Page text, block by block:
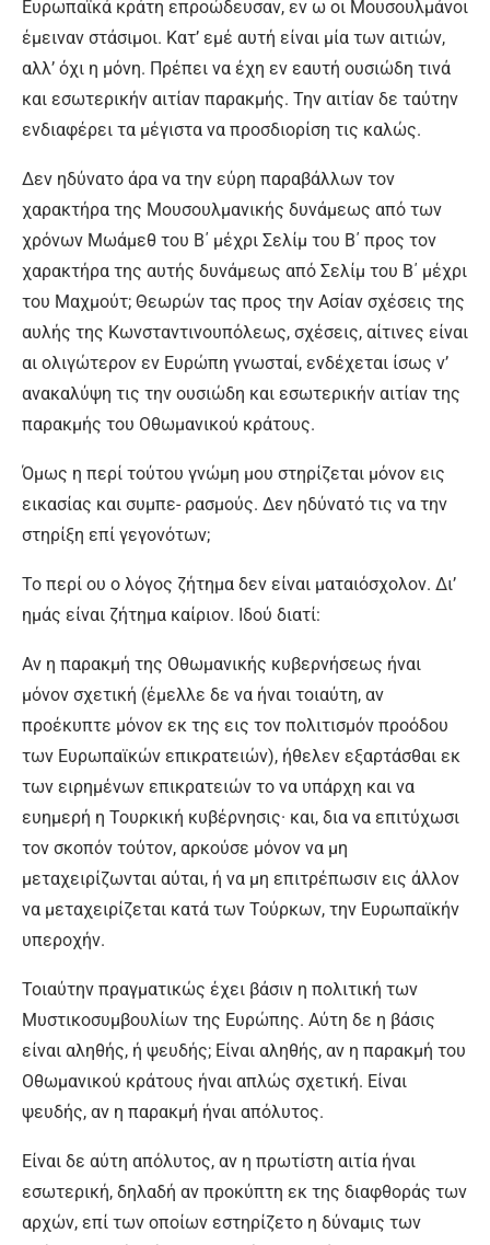
Ευρωπαϊκά κράτη επροώδευσαν, εν ω οι Μουσουλμάνοι
έμειναν στάσιμοι. Κατ’ εμέ αυτή είναι μία των αιτιών,
αλλ’ όχι η μόνη. Πρέπει να έχη εν εαυτή ουσιώδη τινά
και εσωτερικήν αιτίαν παρακμής. Την αιτίαν δε ταύτην
ενδιαφέρει τα μέγιστα να προσδιορίση τις καλώς.
Δεν ηδύνατο άρα να την εύρη παραβάλλων τον
χαρακτήρα της Μουσουλμανικής δυνάμεως από των
χρόνων Μωάμεθ του Β΄ μέχρι Σελίμ του Β΄ προς τον
χαρακτήρα της αυτής δυνάμεως από Σελίμ του Β΄ μέχρι
του Μαχμούτ; Θεωρών τας προς την Ασίαν σχέσεις της
αυλής της Κωνσταντινουπόλεως, σχέσεις, αίτινες είναι
αι ολιγώτερον εν Ευρώπη γνωσταί, ενδέχεται ίσως ν’
ανακαλύψη τις την ουσιώδη και εσωτερικήν αιτίαν της
παρακμής του Οθωμανικού κράτους.
Όμως η περί τούτου γνώμη μου στηρίζεται μόνον εις
εικασίας και συμπε- ρασμούς. Δεν ηδύνατό τις να την
στηρίξη επί γεγονότων;
Το περί ου ο λόγος ζήτημα δεν είναι ματαιόσχολον. Δι’
ημάς είναι ζήτημα καίριον. Ιδού διατί:
Αν η παρακμή της Οθωμανικής κυβερνήσεως ήναι
μόνον σχετική (έμελλε δε να ήναι τοιαύτη, αν
προέκυπτε μόνον εκ της εις τον πολιτισμόν προόδου
των Ευρωπαϊκών επικρατειών), ήθελεν εξαρτάσθαι εκ
των ειρημένων επικρατειών το να υπάρχη και να
ευημερή η Τουρκική κυβέρνησις· και, δια να επιτύχωσι
τον σκοπόν τούτον, αρκούσε μόνον να μη
μεταχειρίζωνται αύται, ή να μη επιτρέπωσιν εις άλλον
να μεταχειρίζεται κατά των Τούρκων, την Ευρωπαϊκήν
υπεροχήν.
Τοιαύτην πραγματικώς έχει βάσιν η πολιτική των
Μυστικοσυμβουλίων της Ευρώπης. Αύτη δε η βάσις
είναι αληθής, ή ψευδής; Είναι αληθής, αν η παρακμή του
Οθωμανικού κράτους ήναι απλώς σχετική. Είναι
ψευδής, αν η παρακμή ήναι απόλυτος.
Είναι δε αύτη απόλυτος, αν η πρωτίστη αιτία ήναι
εσωτερική, δηλαδή αν προκύπτη εκ της διαφθοράς των
αρχών, επί των οποίων εστηρίζετο η δύναμις των